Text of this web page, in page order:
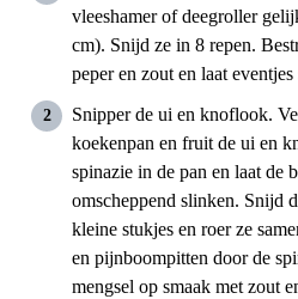
vleeshamer of deegroller
cm). Snijd ze in 8 repen.
peper en zout en laat eventjes
Snipper de ui en knoflook.
koekenpan en fruit de ui en
spinazie in de pan en laat de
omscheppend slinken. Snijd
kleine stukjes en roer ze
en pijnboompitten door de
mengsel op smaak met zout